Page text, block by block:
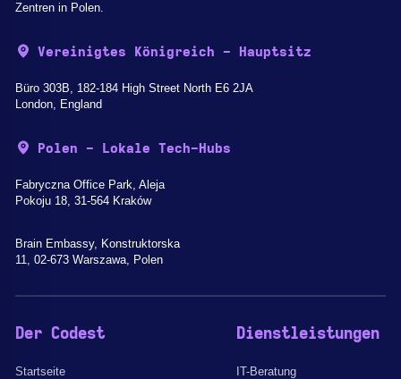
Zentren in Polen.
Vereinigtes Königreich - Hauptsitz
Büro 303B, 182-184 High Street North E6 2JA
London, England
Polen - Lokale Tech-Hubs
Fabryczna Office Park, Aleja
Pokoju 18, 31-564 Kraków
Brain Embassy, Konstruktorska
11, 02-673 Warszawa, Polen
Der Codest
Startseite
Dienstleistungen
IT-Beratung